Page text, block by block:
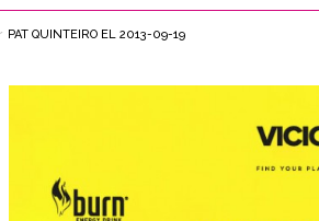
PAT QUINTEIROEL 2013-09-19